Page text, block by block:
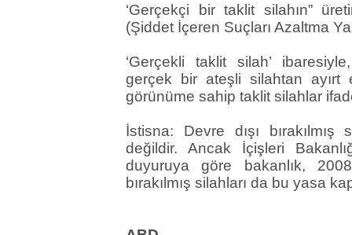
‘Gerçekçi bir taklit silahın”
(Şiddet İçeren Suçları Azaltma
‘Gerçekli taklit silah’
gerçek bir ateşli silahtan ayırt
görünüme sahip taklit silahlar
İstisna: Devre dışı
değildir. Ancak İçişleri
duyuruya göre bakanlık,
bırakılmış silahları da bu yasa